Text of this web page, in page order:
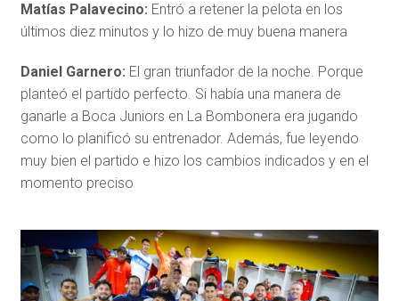
Matías Palavecino: Entró a retener la pelota en los
últimos diez minutos y lo hizo de muy buena manera
Daniel Garnero: El gran triunfador de la noche. Porque
planteó el partido perfecto. Si había una manera de
ganarle a Boca Juniors en La Bombonera era jugando
como lo planificó su entrenador. Además, fue leyendo
muy bien el partido e hizo los cambios indicados y en el
momento preciso